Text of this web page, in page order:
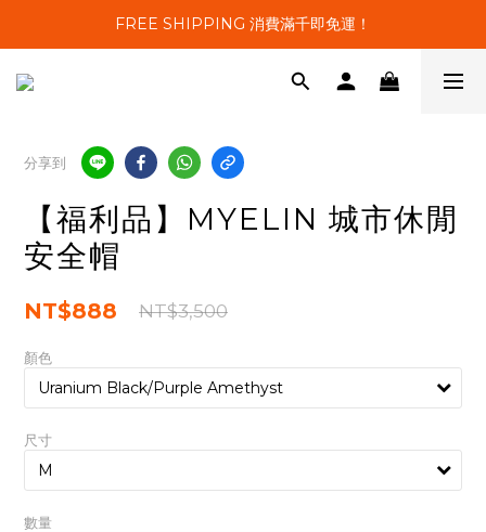
FREE SHIPPING 消費滿千即免運！
分享到
【福利品】MYELIN 城市休閒
安全帽
NT$888 NT$3,500
顏色
尺寸
數量